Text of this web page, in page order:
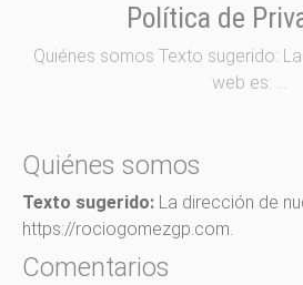
Política de
Quiénes somos Texto sugerido:
web es: …
Quiénes somos
Texto sugerido: La dirección de
https://rociogomezgp.com.
Comentarios